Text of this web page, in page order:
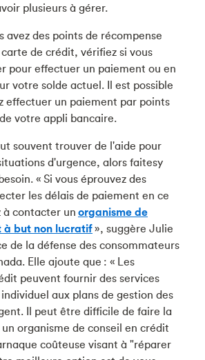
plusieurs à gérer.
avez des points de récompense
de crédit, vérifiez si vous
pour effectuer un paiement ou en
votre solde actuel. Il est possible
effectuer un paiement par points
votre appli bancaire.
souvent trouver de l'aide pour
d'urgence, alors faitesy
« Si vous éprouvez des
les délais de paiement en ce
à contacter unorganisme de
à but non lucratif», suggère Julie
de la défense des consommateurs
Elle ajoute que : « Les
peuvent fournir des services
aux plans de gestion des
Il peut être difficile de faire la
organisme de conseil en crédit
coûteuse visant à "réparer